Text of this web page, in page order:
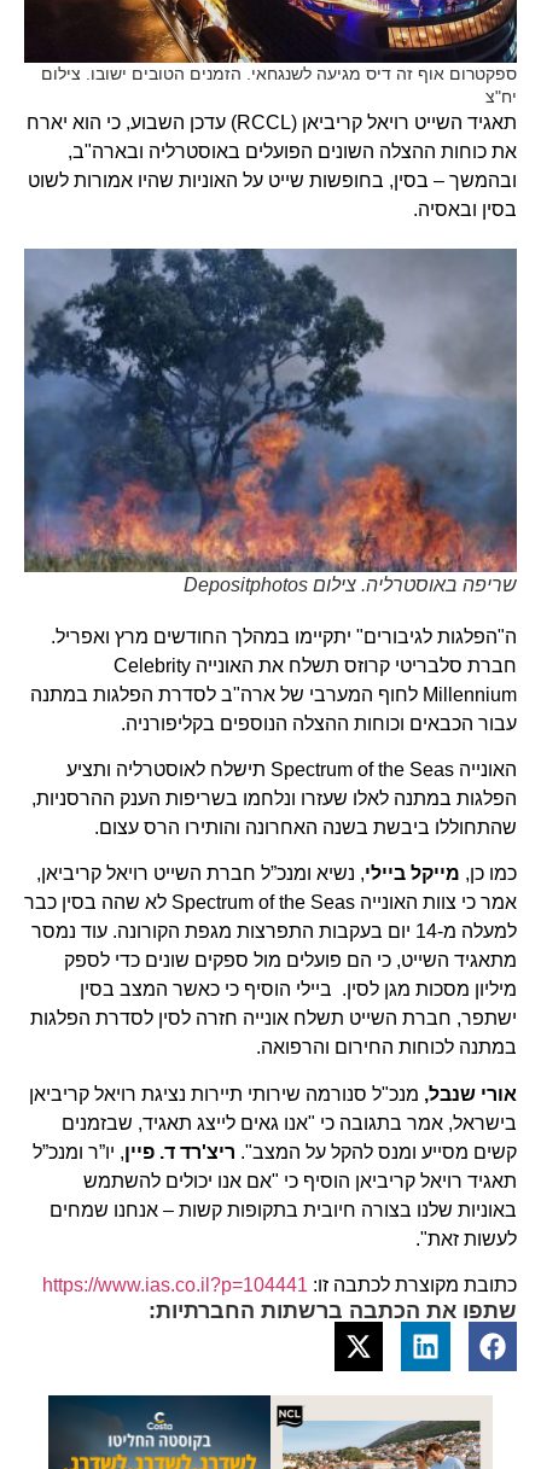
ספקטרום אוף זה דיס מגיעה לשנגחאי. הזמנים הטובים ישובו. צילום
יח"צ
תאגיד השייט רויאל קריביאן (RCCL) עדכן השבוע, כי הוא יארח
את כוחות ההצלה השונים הפועלים באוסטרליה ובארה"ב,
ובהמשך – בסין, בחופשות שייט על האוניות שהיו אמורות לשוט
בסין ובאסיה.
שריפה באוסטרליה. צילום Depositphotos
ה"הפלגות לגיבורים" יתקיימו במהלך החודשים מרץ ואפריל.
חברת סלבריטי קרוזס תשלח את האונייה Celebrity
Millennium לחוף המערבי של ארה"ב לסדרת הפלגות במתנה
עבור הכבאים וכוחות ההצלה הנוספים בקליפורניה.
האונייה Spectrum of the Seas תישלח לאוסטרליה ותציע
הפלגות במתנה לאלו שעזרו ונלחמו בשריפות הענק ההרסניות,
שהתחוללו ביבשת בשנה האחרונה והותירו הרס עצום.
כמו כן, מייקל ביילי, נשיא ומנכ”ל חברת השייט רויאל קריביאן,
אמר כי צוות האונייה Spectrum of the Seas לא שהה בסין כבר
למעלה מ-14 יום בעקבות התפרצות מגפת הקורונה. עוד נמסר
מתאגיד השייט, כי הם פועלים מול ספקים שונים כדי לספק
מיליון מסכות מגן לסין. ביילי הוסיף כי כאשר המצב בסין
ישתפר, חברת השייט תשלח אונייה חזרה לסין לסדרת הפלגות
במתנה לכוחות החירום והרפואה.
אורי שנבל, מנכ"ל סנורמה שירותי תיירות נציגת רויאל קריביאן
בישראל, אמר בתגובה כי "אנו גאים לייצג תאגיד, שבזמנים
קשים מסייע ומנס להקל על המצב". ריצ'רד ד. פיין, יו”ר ומנכ”ל
תאגיד רויאל קריביאן הוסיף כי "אם אנו יכולים להשתמש
באוניות שלנו בצורה חיובית בתקופות קשות – אנחנו שמחים
לעשות זאת".
כתובת מקוצרת לכתבה זו: https://www.ias.co.il?p=104441
שתפו את הכתבה ברשתות החברתיות: